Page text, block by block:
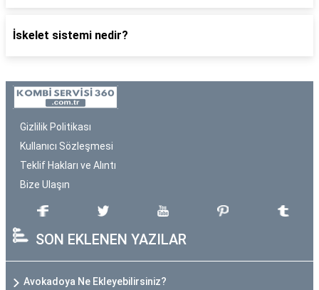
İskelet sistemi nedir?
Gizlilik Politikası
Kullanıcı Sözleşmesi
Teklif Hakları ve Alıntı
Bize Ulaşın
SON EKLENEN YAZILAR
Avokadoya Ne Ekleyebilirsiniz?